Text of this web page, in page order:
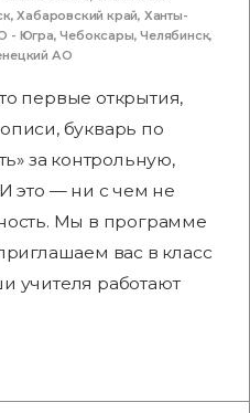
,Хабаровский край, Ханты-
- Югра,Чебоксары,Челябинск,
АО
первые открытия,
букварь по
за контрольную,
это — ни с чем не
Мы в программе
вас в класс
учителя работают